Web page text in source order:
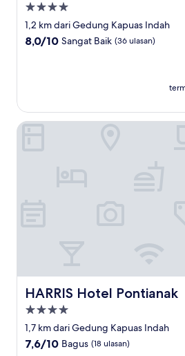
Properti
bintang
4.0
1,2 km dari Gedung Kapuas Indah
8.0
ulasan)
8,0/10 Sangat Baik (36 ulasan)
HARRIS Hotel Pontianak
HARRIS Hotel Pontianak
Properti
bintang
4.0
1,7 km dari Gedung Kapuas Indah
7.6
7,6/10 Bagus (18 ulasan)
HARRIS Hotel Pontianak